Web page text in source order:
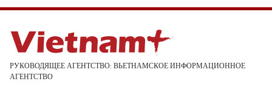
РУКОВОДЯЩЕЕ АГЕНТСТВО: ВЬЕТНАМСКОЕ ИНФОРМАЦИОННОЕ
АГЕНТСТВО